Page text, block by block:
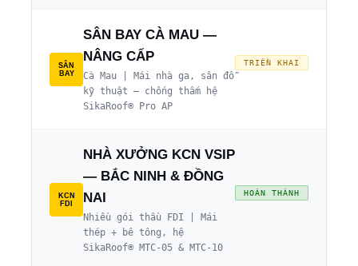
SÂN
BAY
SÂN BAY CÀ MAU —
NÂNG CẤP
Cà Mau | Mái nhà ga, sân đỗ
kỹ thuật — chống thấm hệ
SikaRoof® Pro AP
TRIỂN KHAI
KCN
FDI
NHÀ XƯỞNG KCN VSIP
— BẮC NINH & ĐỒNG
NAI
Nhiều gói thầu FDI | Mái
thép + bê tông, hệ
SikaRoof® MTC-05 & MTC-10
HOÀN THÀNH